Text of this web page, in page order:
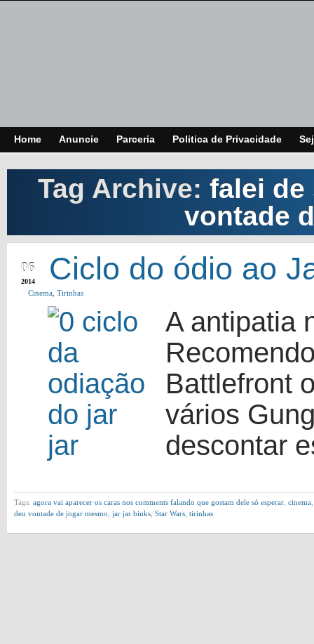
Home Anuncie Parceria Politica de Privacidade
Tag Archive: falei de
vontade
06
2014 Ciclo do ódio ao
Cinema Tirinhas
A antipatia
Battlefront
vários
descontar
Tags: agora vai aparecer os caras nos comments falando que gostam dele só esperar cinema
deu vontade de jogar mesmo jar jar binks Star Wars tirinhas